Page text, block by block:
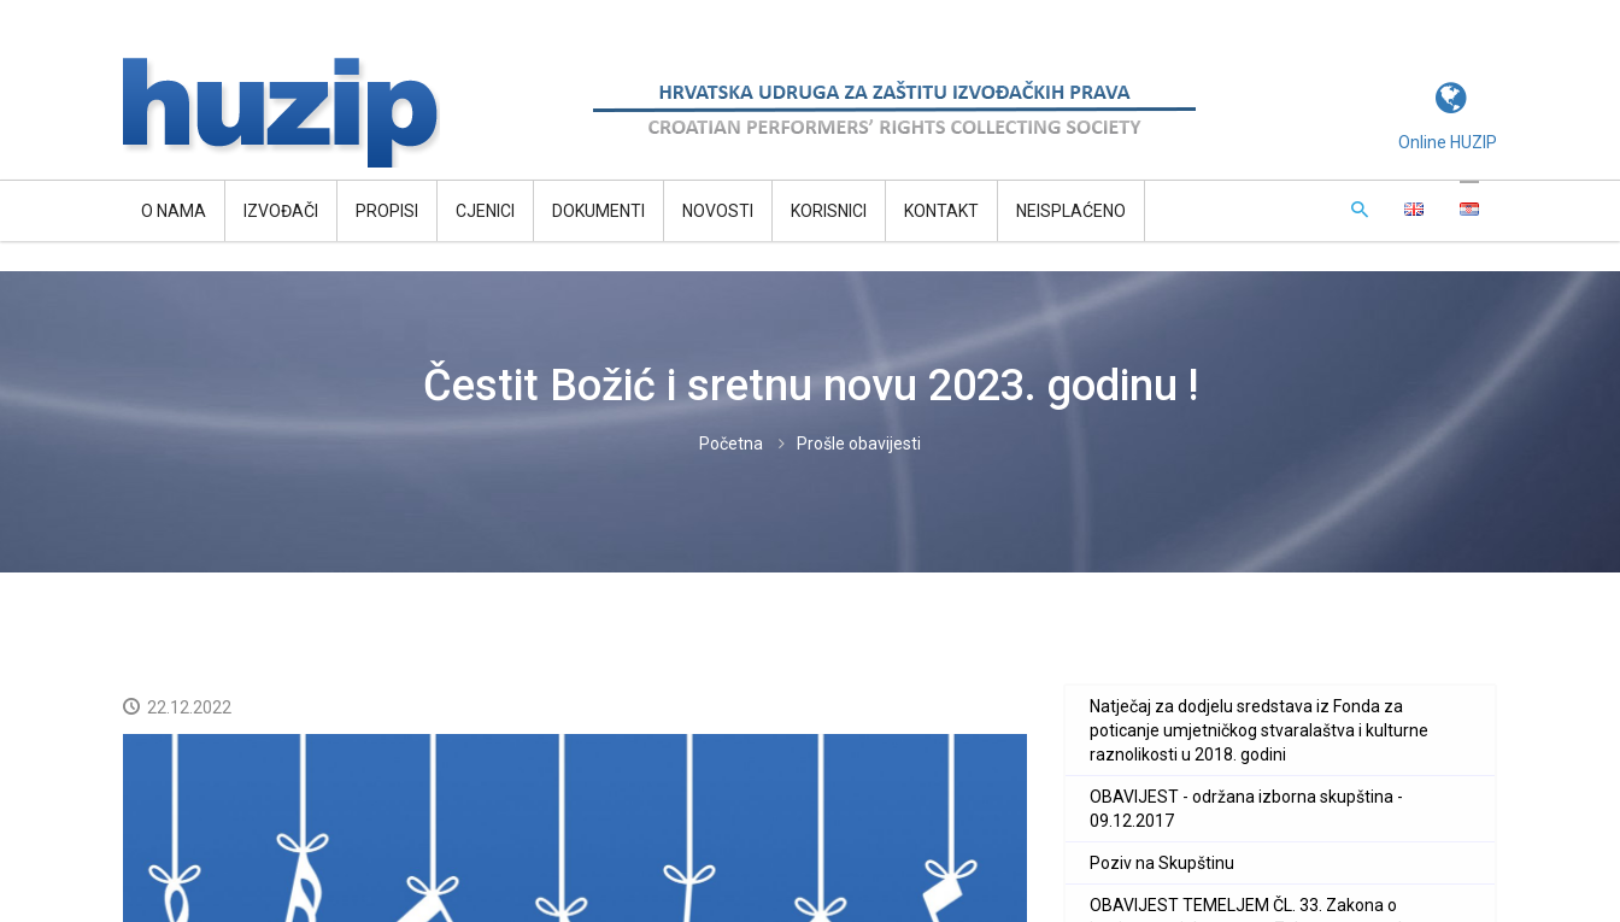
Online HUZIP
O NAMA IZVOĐAČI PROPISI CJENICI DOKUMENTI NOVOSTI KORISNICI KONTAKT NEISPLAĆENO
Čestit Božić i sretnu novu 2023. godinu !
Početna Prošle obavijesti
22.12.2022
Natječaj za dodjelu sredstava iz Fonda za
poticanje umjetničkog stvaralaštva i kulturne
raznolikosti u 2018. godini
OBAVIJEST - održana izborna skupština -
09.12.2017
Poziv na Skupštinu
OBAVIJEST TEMELJEM ČL. 33. Zakona o